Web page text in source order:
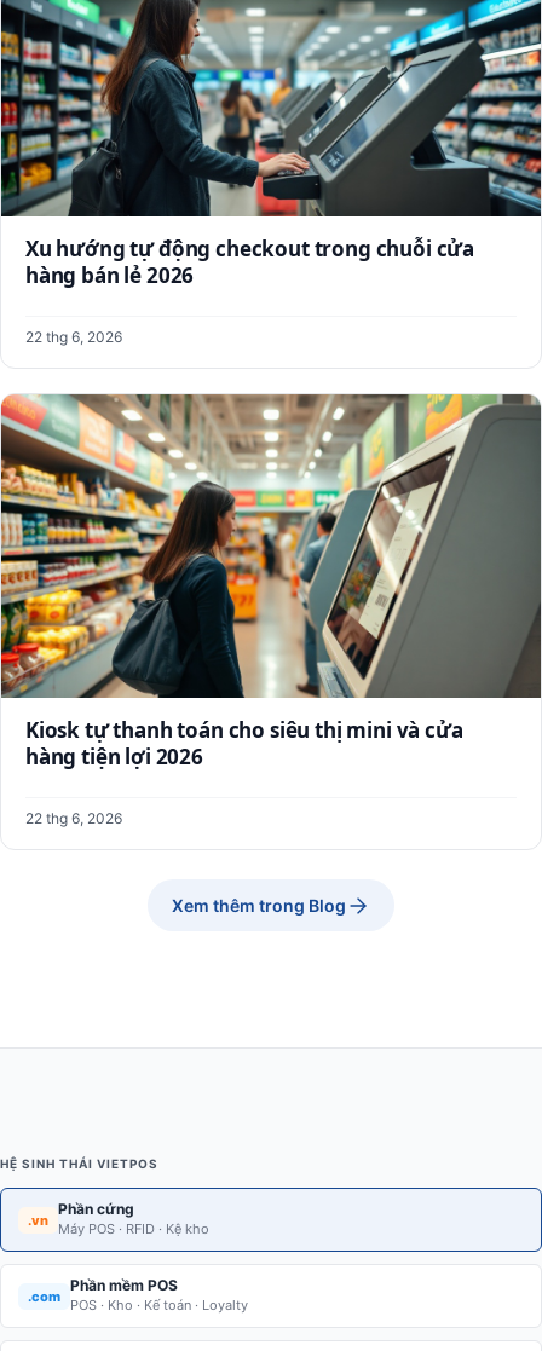
Xu hướng tự động checkout trong chuỗi cửa
hàng bán lẻ 2026
22 thg 6, 2026
Kiosk tự thanh toán cho siêu thị mini và cửa
hàng tiện lợi 2026
22 thg 6, 2026
Xem thêm trong Blog
HỆ SINH THÁI VIETPOS
.vn
Phần cứng
Máy POS · RFID · Kệ kho
.com
Phần mềm POS
POS · Kho · Kế toán · Loyalty